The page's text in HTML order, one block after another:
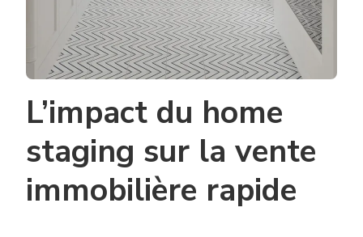
L’impact du home
staging sur la vente
immobilière rapide